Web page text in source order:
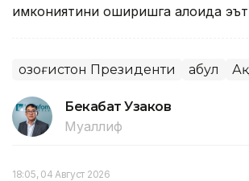
имкониятини оширишга алоҳида
Қозоғистон Президенти Қабул
Бекабат Узаков
Муаллиф
18:05, 04 Август 2026